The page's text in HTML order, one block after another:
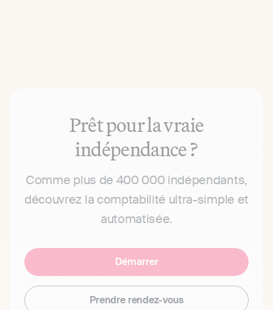
Prêt pour la vraie
indépendance ?
Comme plus de 400 000 indépendants,
découvrez la comptabilité ultra-simple et
automatisée.
Démarrer
Prendre rendez-vous